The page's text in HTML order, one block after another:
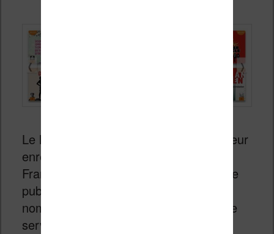
Le livre audio est bien connu et le secteur
enregistre une forte croissance en
France, bien aidé par une campagne de
publicité Audible qui a permis à de
nombreuses personnes de découvrir ce
service et ce support.